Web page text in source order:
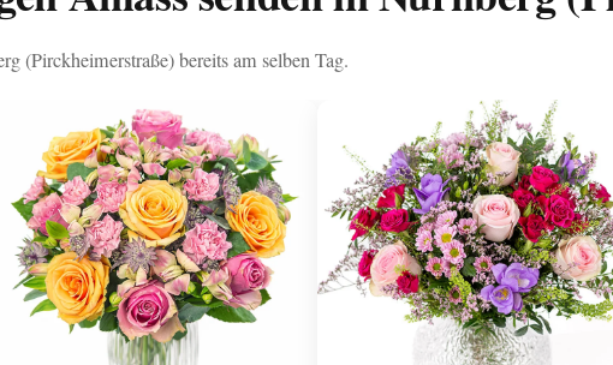
(Pirckheimerstraße) bereits am selben Tag.